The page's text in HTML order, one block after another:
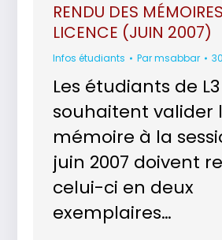
RENDU DES
LICENCE (JUIN 2007)
Infos étudiants Parmsabbar
Les étudiants de
souhaitent valider
mémoire à la
juin 2007 doivent
celui-ci en deux
exemplaires…